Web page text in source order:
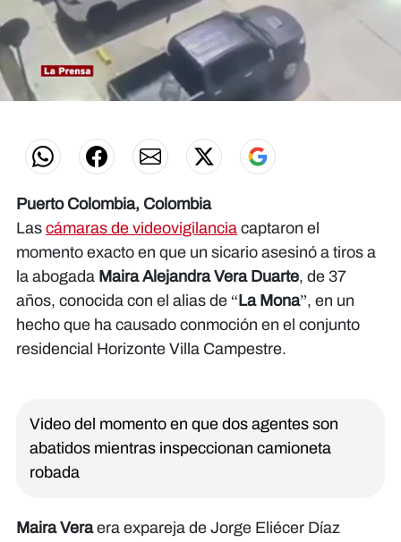
seconds
Puerto Colombia, Colombia
Las cámaras de videovigilancia captaron el
momento exacto en que un sicario asesinó a tiros a
la abogada Maira Alejandra Vera Duarte, de 37
años, conocida con el alias de “ La Mona”, en un
hecho que ha causado conmoción en el conjunto
residencial Horizonte Villa Campestre.
Video del momento en que dos agentes son
abatidos mientras inspeccionan camioneta
robada
Maira Veraera expareja de Jorge Eliécer Díaz